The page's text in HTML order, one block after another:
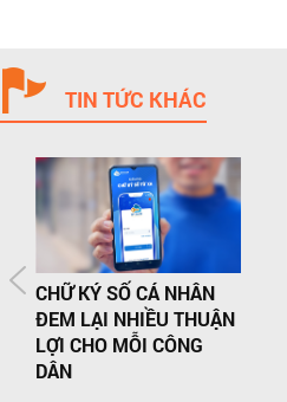
TIN TỨC KHÁC
CHỮ KÝ SỐ CÁ NHÂN
ĐEM LẠI NHIỀU THUẬN
LỢI CHO MỖI CÔNG
DÂN